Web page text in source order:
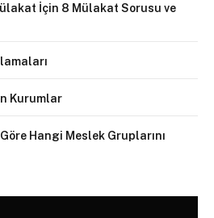
İçin 8 Mülakat Sorusu ve
Kurumlar
Hangi Meslek Gruplarını